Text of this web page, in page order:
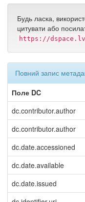
Будь ласка,
цитувати або
https://
Повний запис
Поле DC
dc.contributor.author
dc.contributor.author
dc.date.accessioned
dc.date.available
dc.date.issued